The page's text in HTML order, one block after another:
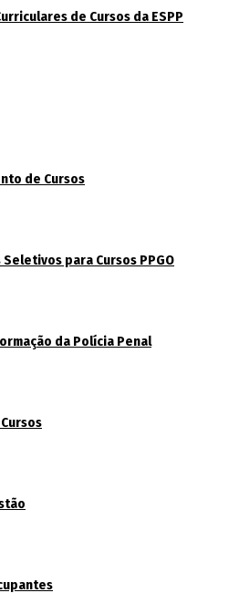
de Cursos da ESPP
de Cursos
para Cursos PPGO
da Polícia Penal